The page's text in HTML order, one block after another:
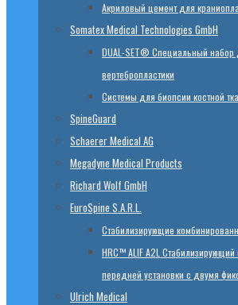
Акриловый цемент для
Somatex Medical Technologies GmbH
DUAL-SET® Специальный набор
вертебропластики
Системы для биопсии костной
SpineGuard
Schaerer Medical AG
Megadyne Medical Products
Richard Wolf GmbH
EuroSpine S.A.R.L.
Стабилизирующие
HRC™ ALIF A2L
передней установки с двумя
Ulrich Medical